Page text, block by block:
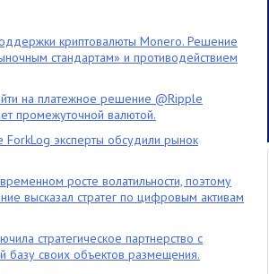
криптовалюты Monero. Решение
стандартам» и противодействием
на платежное решение @Ripple
промежуточной валютой.
ForkLog эксперты обсудили рынок
росте волатильности, поэтому
высказал стратег по цифровым активам
стратегическое партнерство с
своих объектов размещения.